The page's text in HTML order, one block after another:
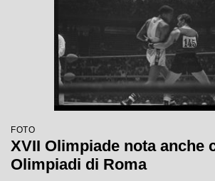
FOTO
XVII Olimpiade nota anche
Olimpiadi di Roma